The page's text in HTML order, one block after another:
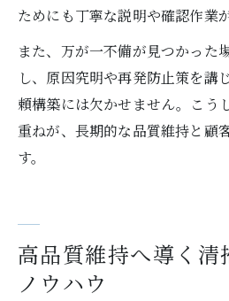
ためにも丁寧な説明や確認作業
また、万が一不備が見つかった
し、原因究明や再発防止策を講
頼構築には欠かせません。こう
重ねが、長期的な品質維持と顧
す。
高品質維持へ導く清
ノウハウ